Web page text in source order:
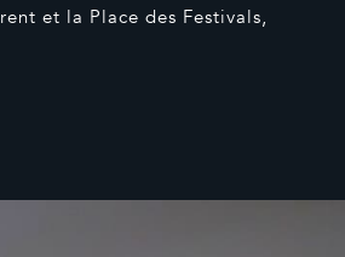
et la Place des Festivals,